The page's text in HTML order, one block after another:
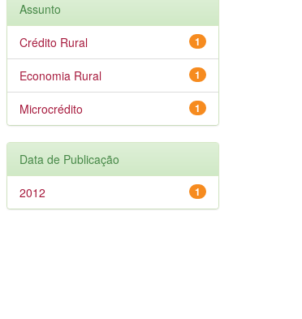
Assunto
1
Crédito Rural
1
Economia Rural
1
Microcrédito
Data de Publicação
1
2012